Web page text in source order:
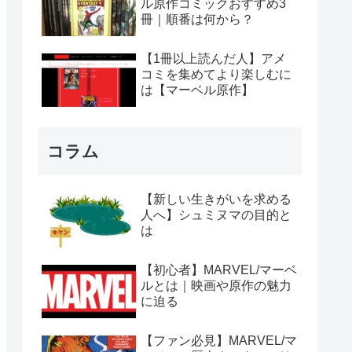
ル原作コミックおすすめ3
冊｜順番は何から？
【1冊以上読んだ人】アメ
コミを集めてより楽しむに
は【マーベル原作】
コラム
【新しい生きがいを求める
人へ】シュミヌマの目的と
は
【初心者】MARVEL/マーベ
ルとは｜映画や原作の魅力
に迫る
【ファン必見】MARVEL/マ